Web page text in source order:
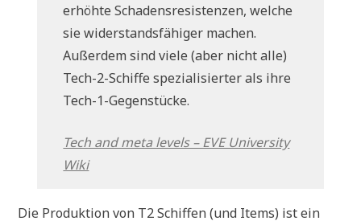
erhöhte Schadensresistenzen, welche
sie widerstandsfähiger machen.
Außerdem sind viele (aber nicht alle)
Tech-2-Schiffe spezialisierter als ihre
Tech-1-Gegenstücke.
Tech and meta levels – EVE University
Wiki
Die Produktion von T2 Schiffen (und Items) ist ein